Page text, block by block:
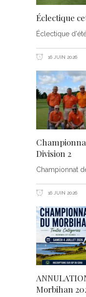
Éclectique
Éclectique
16 JUIN 2026
Division 2
Championnat
16 JUIN 2026
Morbihan